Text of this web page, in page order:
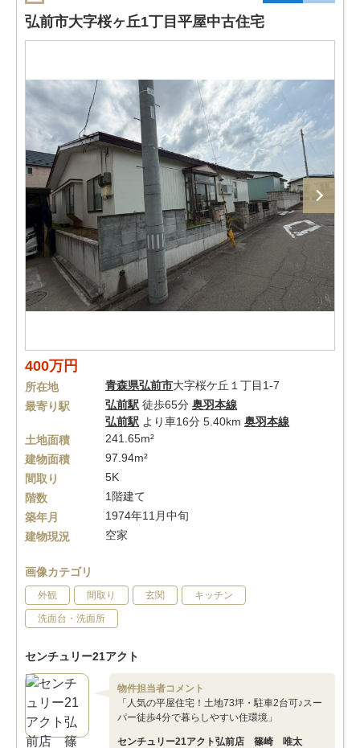
弘前市大字桜ヶ丘1丁目平屋中古住宅
400万円
所在地 青森県弘前市大字桜ケ丘１丁目1-7
最寄り駅
弘前駅 徒歩65分 奥羽本線
弘前駅 より車16分 5.40km 奥羽本線
土地面積
241.65m²
建物面積
97.94m²
間取り
5K
階数
1階建て
築年月
1974年11月中旬
建物現況
空家
画像カテゴリ
外観 間取り 玄関 キッチン
洗面台・洗面所
センチュリー21アクト
物件担当者コメント
「人気の平屋住宅！土地73坪・駐車2台可♪スー
パー徒歩4分で暮らしやすい住環境」
センチュリー21アクト弘前店 篠崎 唯太